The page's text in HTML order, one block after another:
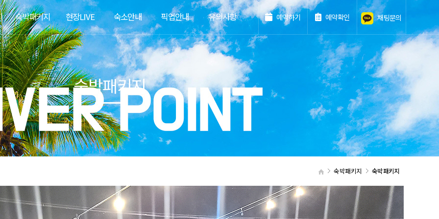
숙박패키지 현장LIVE 숙소안내 픽업안내 유의사항 예약하기 예약확인 채팅문의
숙박패키지 숙박패키지
숙박패키지